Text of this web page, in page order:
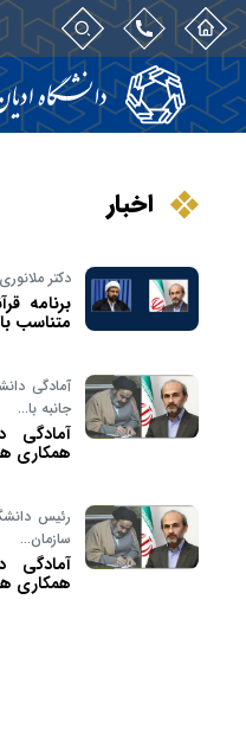
اخبار
دکتر
برنامه
متناسب
آمادگی
جانبه با…
آمادگی
همکاری
رئیس
سازمان…
آمادگی
همکاری